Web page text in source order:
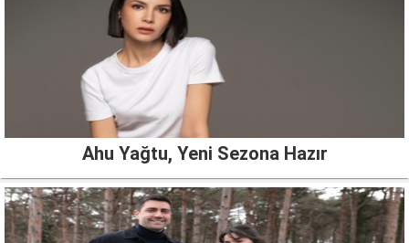
Ahu Yağtu, Yeni Sezona Hazır